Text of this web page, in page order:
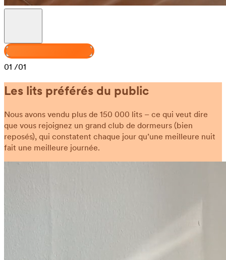
01 /01
Les lits préférés du public
Nous avons vendu plus de 150 000 lits – ce qui veut dire
que vous rejoignez un grand club de dormeurs (bien
reposés), qui constatent chaque jour qu’une meilleure nuit
fait une meilleure journée.